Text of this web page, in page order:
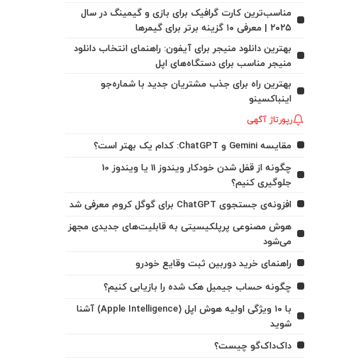
مناسب‌ترین کارت گرافیک برای بازی و گیمینگ در سال
۲۰۲۵ | معرفی ۱۰ گزینه برتر برای گیمرها
بهترین دانلود منیجر برای آیفون: راهنمای انتخاب دانلود
منیجر مناسب برای دستگاه‌های اپل
بهترین راه برای جذب مشتریان جدید با شماره‌جو
اینباکسینو
رپورتاژ آگهی
مقایسه Gemini و ChatGPT: کدام یک بهتر است؟
چگونه از قفل شدن خودکار ویندوز 11 یا ویندوز 10
جلوگیری کنیم؟
افزونه‌ی جستجوی ChatGPT برای گوگل کروم معرفی شد
هوش مصنوعی پرپلکیسیتی به قابلیت‌های جدیدی مجهز
می‌شود
راهنمای خرید دوربین ثبت وقایع خودرو
چگونه حساب جیمیل هک شده را بازیابی کنیم؟
با ۱۰ ویژگی اولیه هوش اپل (Apple Intelligence) آشنا
شوید
داک‌داک‌گو چیست؟